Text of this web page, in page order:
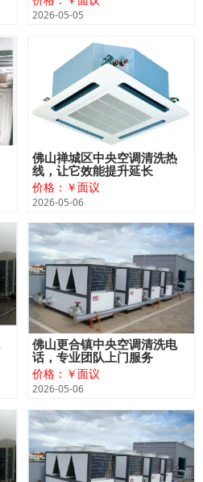
2026-05-05
佛山禅城区中央空调清洗热
线，让它效能提升延长
价格：￥面议
2026-05-06
佛山更合镇中央空调清洗电
话，专业团队上门服务
价格：￥面议
2026-05-06